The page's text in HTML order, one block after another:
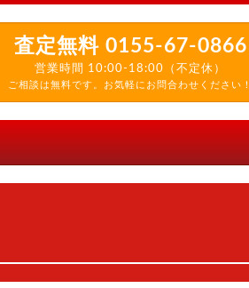
査定無料 0155-67-0866
営業時間 10:00-18:00（不定休）
ご相談は無料です。お気軽にお問合わせください！